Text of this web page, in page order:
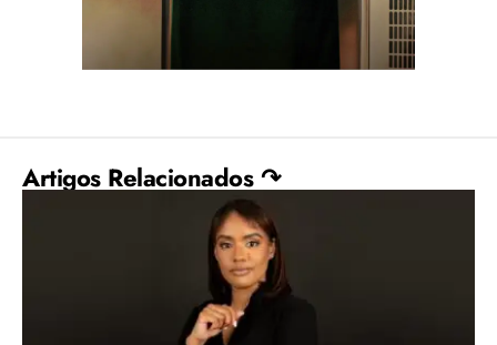
Artigos Relacionados ↷